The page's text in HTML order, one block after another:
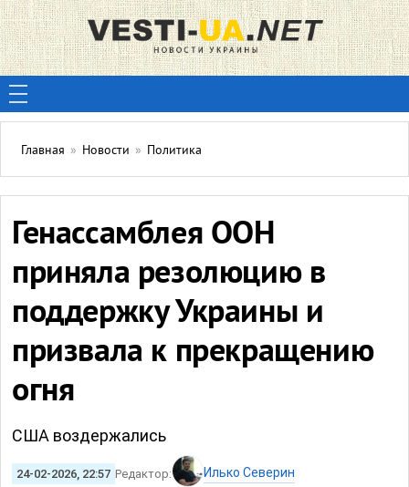
Главная » Новости » Политика
Генассамблея ООН
приняла резолюцию в
поддержку Украины и
призвала к прекращению
огня
США воздержались
24-02-2026, 22:57 Редактор: Илько Северин